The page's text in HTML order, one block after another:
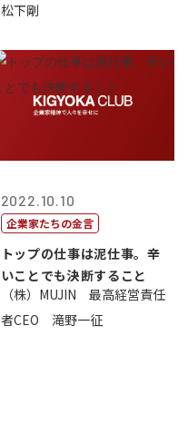
松下剛
2022.10.10
企業家たちの金言
トップの仕事は泥仕事。辛
いことでも決断すること
（株）MUJIN 最高経営責任
者CEO 滝野一征